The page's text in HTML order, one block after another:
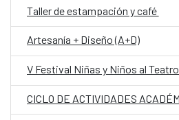
Taller de estampación y café
Artesanía + Diseño (A+D)
V Festival Niñas y Niños al Teatro